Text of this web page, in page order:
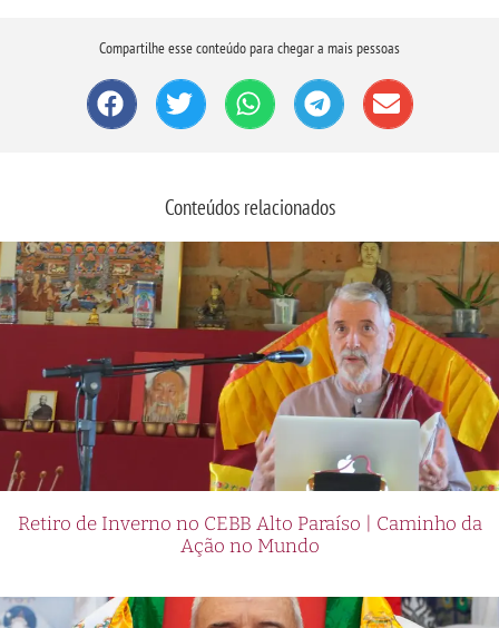
Compartilhe esse conteúdo para chegar a mais pessoas
Conteúdos relacionados
Retiro de Inverno no CEBB Alto Paraíso | Caminho da
Ação no Mundo